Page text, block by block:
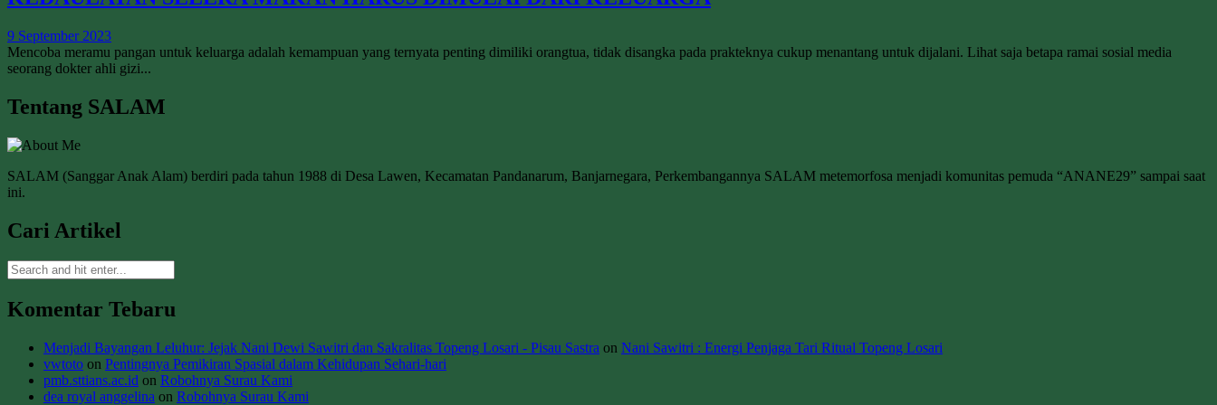
9 September 2023
Mencoba meramu pangan untuk keluarga adalah kemampuan yang ternyata penting dimiliki orangtua, tidak disangka pada prakteknya cukup menantang untuk dijalani. Lihat saja betapa ramai sosial media
seorang dokter ahli gizi...
Tentang SALAM
SALAM (Sanggar Anak Alam) berdiri pada tahun 1988 di Desa Lawen, Kecamatan Pandanarum, Banjarnegara, Perkembangannya SALAM metemorfosa menjadi komunitas pemuda “ANANE29” sampai saat
ini.
Cari Artikel
Komentar Tebaru
Menjadi Bayangan Leluhur: Jejak Nani Dewi Sawitri dan Sakralitas Topeng Losari - Pisau Sastra on Nani Sawitri : Energi Penjaga Tari Ritual Topeng Losari
vwtoto on Pentingnya Pemikiran Spasial dalam Kehidupan Sehari-hari
pmb.sttians.ac.id on Robohnya Surau Kami
dea royal anggelina on Robohnya Surau Kami